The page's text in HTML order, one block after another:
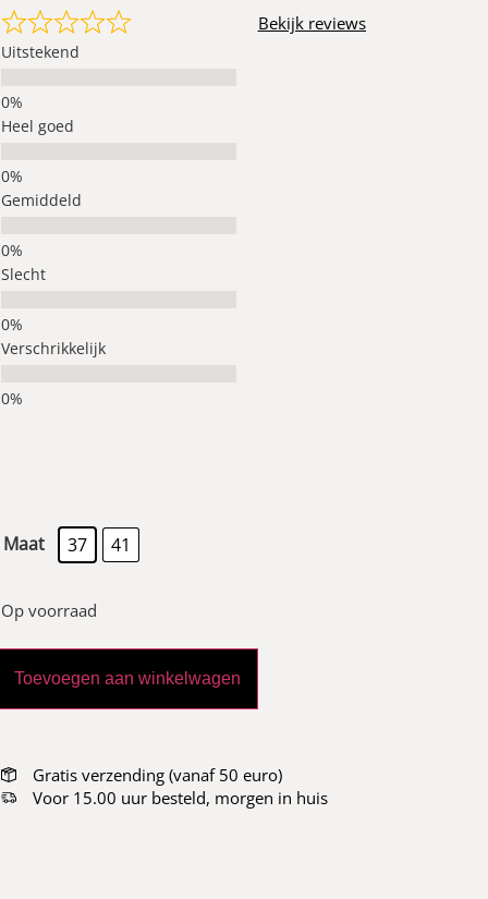
Uitstekend
Heel goed
Gemiddeld
Slecht
Verschrikkelijk
Bekijk reviews
Maat 37 41
Op voorraad
Toevoegen aan winkelwagen
Gratis verzending (vanaf 50 euro)
Voor 15.00 uur besteld, morgen in huis